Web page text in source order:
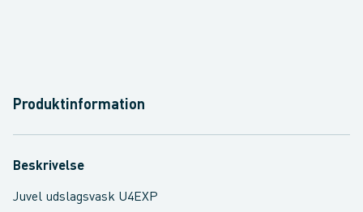
Produktinformation
Beskrivelse
Juvel udslagsvask U4EXP